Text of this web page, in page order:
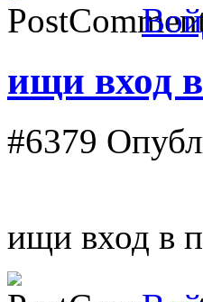
ищи вход
#6379
ищи вход в